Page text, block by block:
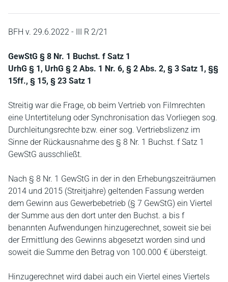
BFH v. 29.6.2022 - III R 2/21
GewStG § 8 Nr. 1 Buchst. f Satz 1
UrhG § 1, UrhG § 2 Abs. 1 Nr. 6, § 2 Abs. 2, § 3 Satz 1, §§
15ff., § 15, § 23 Satz 1
Streitig war die Frage, ob beim Vertrieb von Filmrechten
eine Untertitelung oder Synchronisation das Vorliegen sog.
Durchleitungsrechte bzw. einer sog. Vertriebslizenz im
Sinne der Rückausnahme des § 8 Nr. 1 Buchst. f Satz 1
GewStG ausschließt.
Nach § 8 Nr. 1 GewStG in der in den Erhebungszeiträumen
2014 und 2015 (Streitjahre) geltenden Fassung werden
dem Gewinn aus Gewerbebetrieb (§ 7 GewStG) ein Viertel
der Summe aus den dort unter den Buchst. a bis f
benannten Aufwendungen hinzugerechnet, soweit sie bei
der Ermittlung des Gewinns abgesetzt worden sind und
soweit die Summe den Betrag von 100.000 € übersteigt.
Hinzugerechnet wird dabei auch ein Viertel eines Viertels